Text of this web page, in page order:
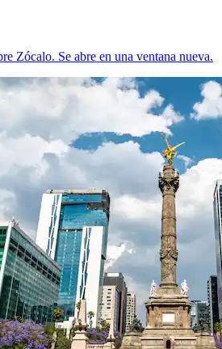
Zócalo. Se abre en una ventana nueva.